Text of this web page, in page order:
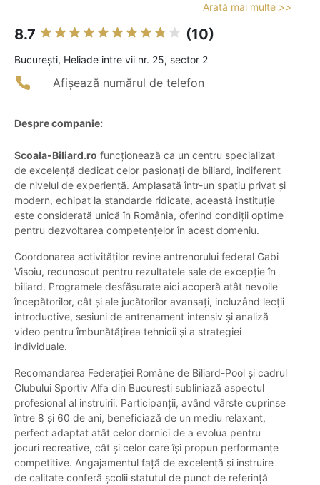
Arată mai multe >>
8.7 (10)
Bucureşti, Heliade intre vii nr. 25, sector 2
Afișează numărul de telefon
Despre companie:
Scoala-Biliard.ro funcționează ca un centru specializat
de excelență dedicat celor pasionați de biliard, indiferent
de nivelul de experiență. Amplasată într-un spațiu privat și
modern, echipat la standarde ridicate, această instituție
este considerată unică în România, oferind condiții optime
pentru dezvoltarea competențelor în acest domeniu.
Coordonarea activităților revine antrenorului federal Gabi
Visoiu, recunoscut pentru rezultatele sale de excepție în
biliard. Programele desfășurate aici acoperă atât nevoile
începătorilor, cât și ale jucătorilor avansați, incluzând lecții
introductive, sesiuni de antrenament intensiv și analiză
video pentru îmbunătățirea tehnicii și a strategiei
individuale.
Recomandarea Federației Române de Biliard-Pool și cadrul
Clubului Sportiv Alfa din București subliniază aspectul
profesional al instruirii. Participanții, având vârste cuprinse
între 8 și 60 de ani, beneficiază de un mediu relaxant,
perfect adaptat atât celor dornici de a evolua pentru
jocuri recreative, cât și celor care își propun performanțe
competitive. Angajamentul față de excelență și instruire
de calitate conferă școlii statutul de punct de referință